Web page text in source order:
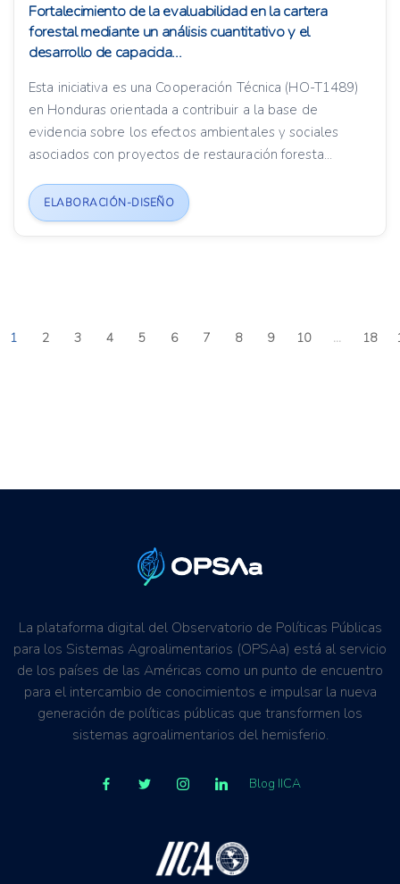
Fortalecimiento de la evaluabilidad en la cartera
forestal mediante un análisis cuantitativo y el
desarrollo de capacida...
Esta iniciativa es una Cooperación Técnica (HO-T1489)
en Honduras orientada a contribuir a la base de
evidencia sobre los efectos ambientales y sociales
asociados con proyectos de restauración foresta...
ELABORACIÓN-DISEÑO
1 2 3 4 5 6 7 8 9 10 ... 18
La plataforma digital del Observatorio de Políticas Públicas
para los Sistemas Agroalimentarios (OPSAa) está al servicio
de los países de las Américas como un punto de encuentro
para el intercambio de conocimientos e impulsar la nueva
generación de políticas públicas que transformen los
sistemas agroalimentarios del hemisferio.
Blog IICA